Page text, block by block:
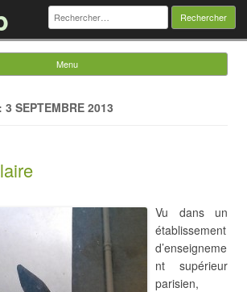
Rechercher :
Menu
3 SEPTEMBRE 2013
Vu dans un
établissement
d’enseigneme
nt supérieur
parisien,